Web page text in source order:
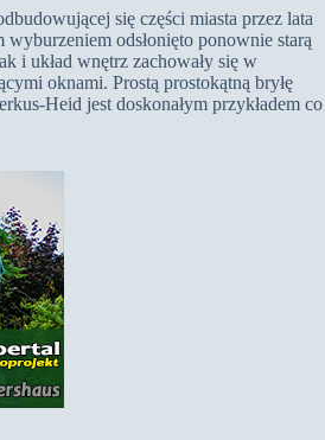
się części miasta przez lata
odsłonięto ponownie starą
i układ wnętrz zachowały się w
oknami. Prostą prostokątną bryłę
Heid jest doskonałym przykładem co